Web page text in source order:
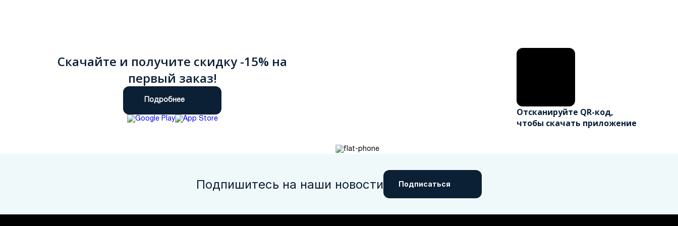
Скачайте и получите скидку -15% на
первый заказ!
Подробнее
Отсканируйте QR-код,
чтобы скачать приложение
Подпишитесь на наши новости Подписаться